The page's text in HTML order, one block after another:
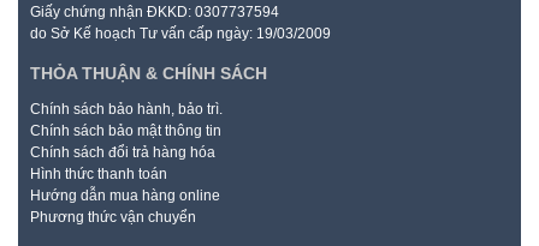
Giấy chứng nhận ĐKKD: 0307737594
do Sở Kế hoạch Tư vấn cấp ngày: 19/03/2009
THỎA THUẬN & CHÍNH SÁCH
Chính sách bảo hành, bảo trì.
Chính sách bảo mật thông tin
Chính sách đổi trả hàng hóa
Hình thức thanh toán
Hướng dẫn mua hàng online
Phương thức vận chuyển